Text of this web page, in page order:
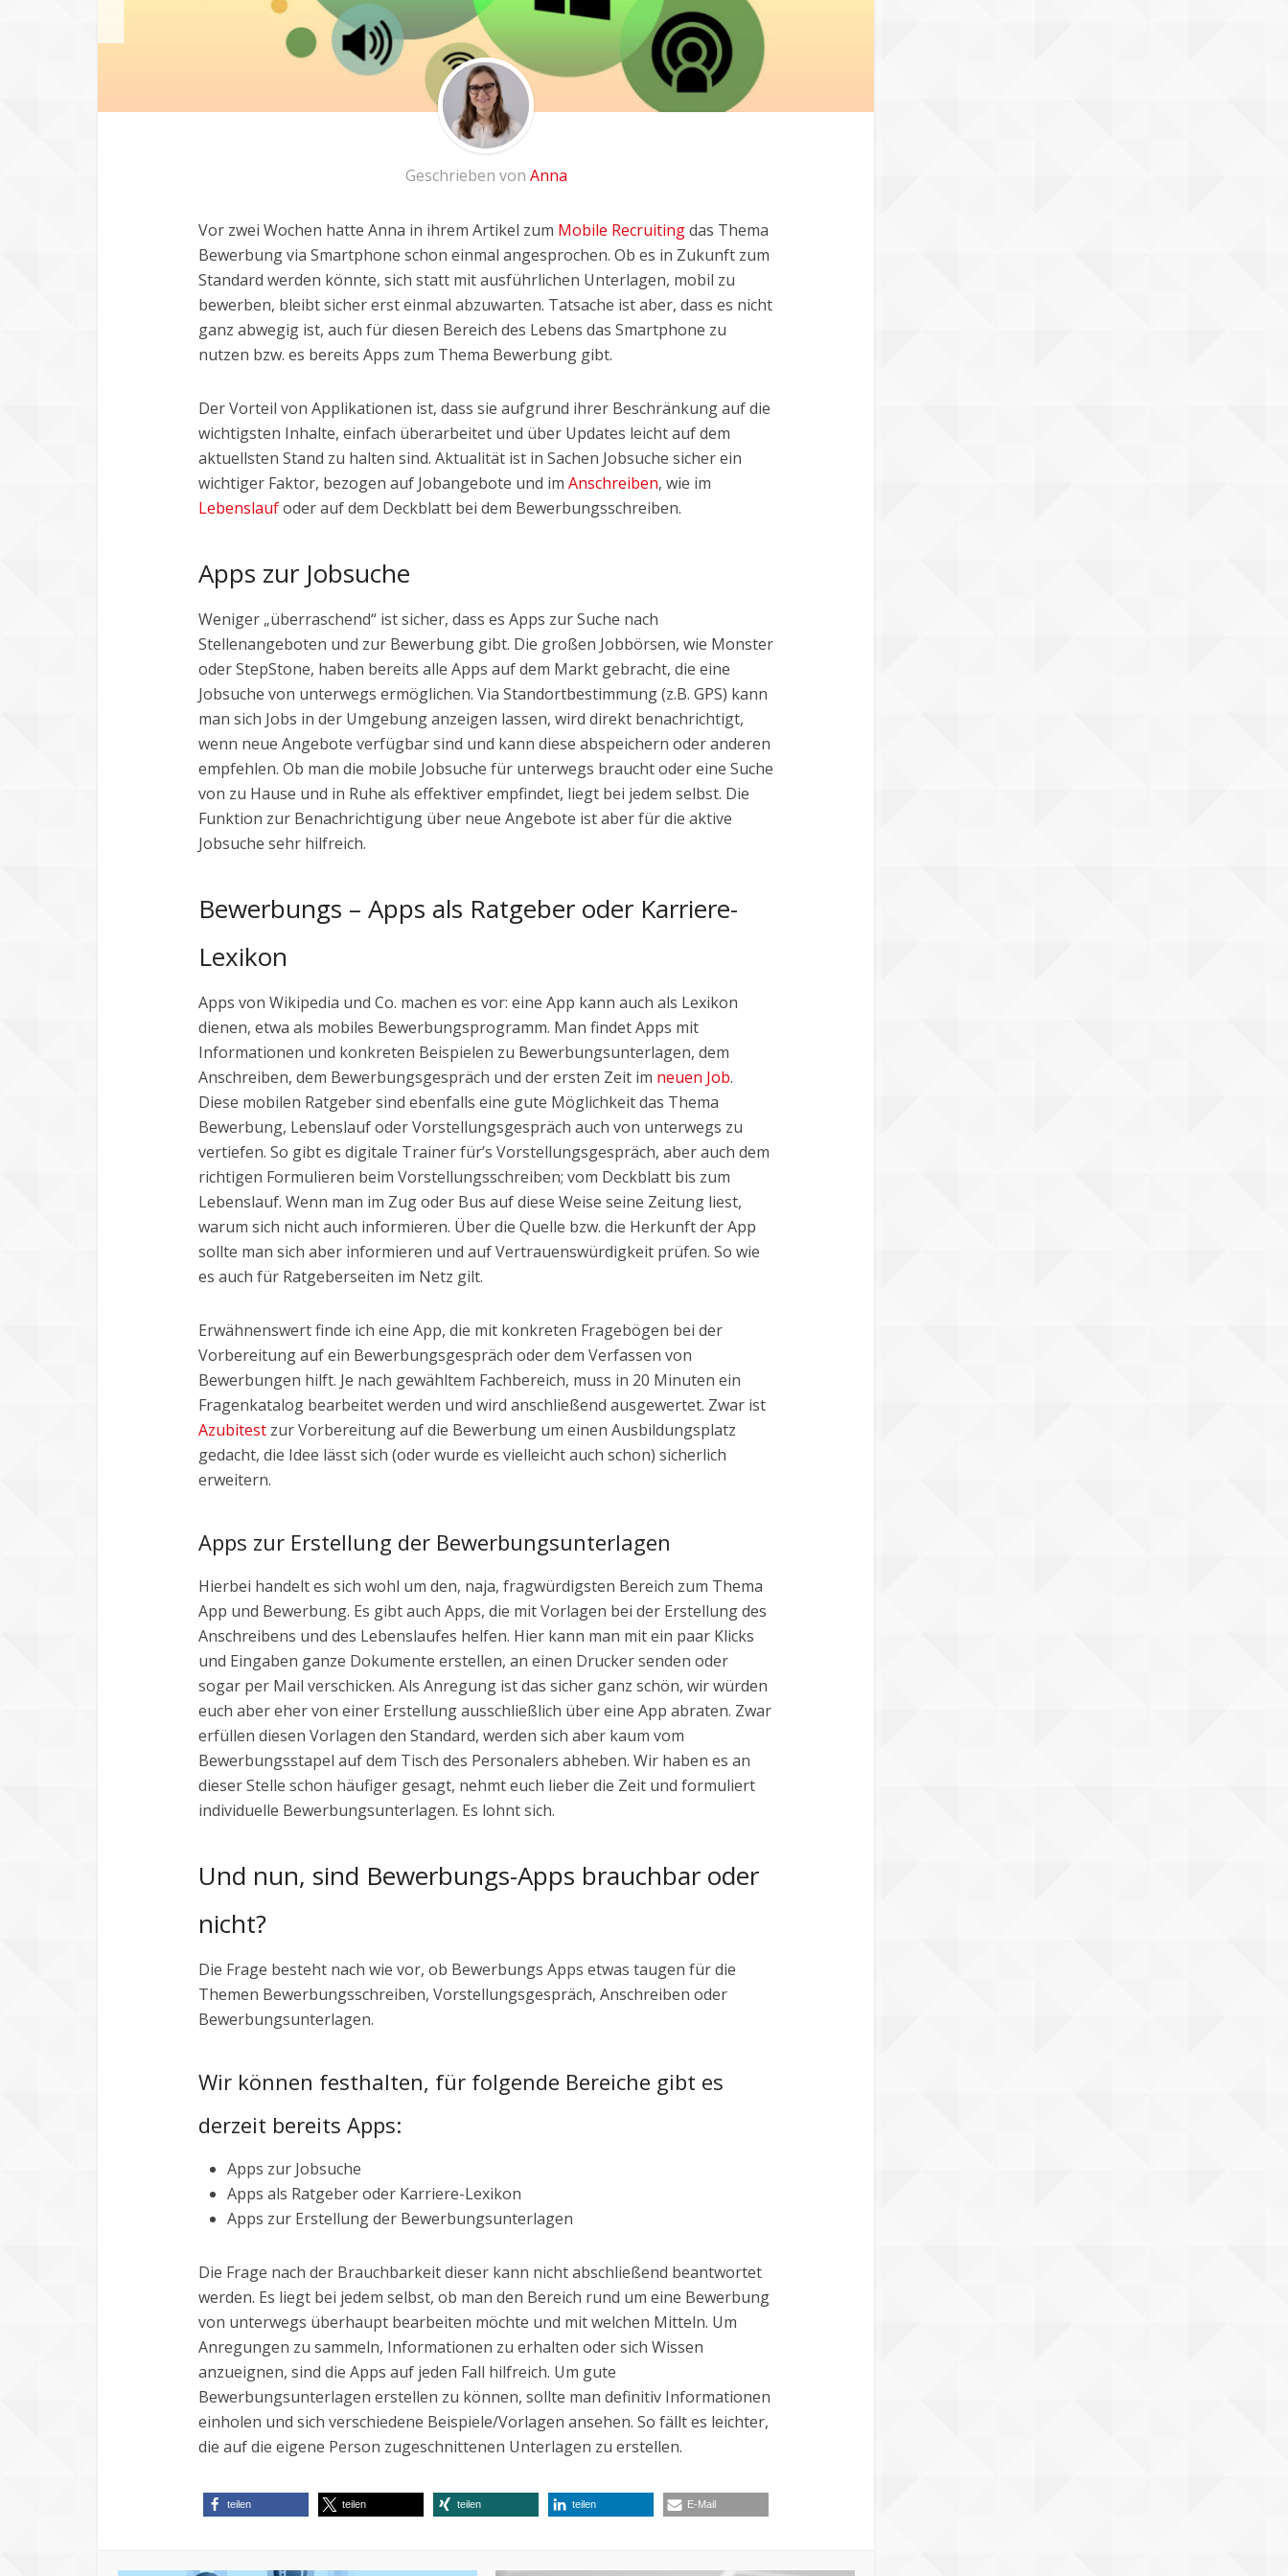
Geschrieben von Anna
Vor zwei Wochen hatte Anna in ihrem Artikel zum Mobile Recruitingdas Thema
Bewerbung via Smartphone schon einmal angesprochen. Ob es in Zukunft zum
Standard werden könnte, sich statt mit ausführlichen Unterlagen, mobil zu
bewerben, bleibt sicher erst einmal abzuwarten. Tatsache ist aber, dass es nicht
ganz abwegig ist, auch für diesen Bereich des Lebens das Smartphone zu
nutzen bzw. es bereits Apps zum Thema Bewerbung gibt.
Der Vorteil von Applikationen ist, dass sie aufgrund ihrer Beschränkung auf die
wichtigsten Inhalte, einfach überarbeitet und über Updates leicht auf dem
aktuellsten Stand zu halten sind. Aktualität ist in Sachen Jobsuche sicher ein
wichtiger Faktor, bezogen auf Jobangebote und im Anschreiben, wie im
Lebenslaufoder auf dem Deckblatt bei dem Bewerbungsschreiben.
Apps zur Jobsuche
Weniger „überraschend“ ist sicher, dass es Apps zur Suche nach
Stellenangeboten und zur Bewerbung gibt. Die großen Jobbörsen, wie Monster
oder StepStone, haben bereits alle Apps auf dem Markt gebracht, die eine
Jobsuche von unterwegs ermöglichen. Via Standortbestimmung (z.B. GPS) kann
man sich Jobs in der Umgebung anzeigen lassen, wird direkt benachrichtigt,
wenn neue Angebote verfügbar sind und kann diese abspeichern oder anderen
empfehlen. Ob man die mobile Jobsuche für unterwegs braucht oder eine Suche
von zu Hause und in Ruhe als effektiver empfindet, liegt bei jedem selbst. Die
Funktion zur Benachrichtigung über neue Angebote ist aber für die aktive
Jobsuche sehr hilfreich.
Bewerbungs – Apps als Ratgeber oder Karriere-
Lexikon
Apps von Wikipedia und Co. machen es vor: eine App kann auch als Lexikon
dienen, etwa als mobiles Bewerbungsprogramm. Man findet Apps mit
Informationen und konkreten Beispielen zu Bewerbungsunterlagen, dem
Anschreiben, dem Bewerbungsgespräch und der ersten Zeit im neuen Job.
Diese mobilen Ratgeber sind ebenfalls eine gute Möglichkeit das Thema
Bewerbung, Lebenslauf oder Vorstellungsgespräch auch von unterwegs zu
vertiefen. So gibt es digitale Trainer für’s Vorstellungsgespräch, aber auch dem
richtigen Formulieren beim Vorstellungsschreiben; vom Deckblatt bis zum
Lebenslauf. Wenn man im Zug oder Bus auf diese Weise seine Zeitung liest,
warum sich nicht auch informieren. Über die Quelle bzw. die Herkunft der App
sollte man sich aber informieren und auf Vertrauenswürdigkeit prüfen. So wie
es auch für Ratgeberseiten im Netz gilt.
Erwähnenswert finde ich eine App, die mit konkreten Fragebögen bei der
Vorbereitung auf ein Bewerbungsgespräch oder dem Verfassen von
Bewerbungen hilft. Je nach gewähltem Fachbereich, muss in 20 Minuten ein
Fragenkatalog bearbeitet werden und wird anschließend ausgewertet. Zwar ist
Azubitest zur Vorbereitung auf die Bewerbung um einen Ausbildungsplatz
gedacht, die Idee lässt sich (oder wurde es vielleicht auch schon) sicherlich
erweitern.
Apps zur Erstellung der Bewerbungsunterlagen
Hierbei handelt es sich wohl um den, naja, fragwürdigsten Bereich zum Thema
App und Bewerbung. Es gibt auch Apps, die mit Vorlagen bei der Erstellung des
Anschreibens und des Lebenslaufes helfen. Hier kann man mit ein paar Klicks
und Eingaben ganze Dokumente erstellen, an einen Drucker senden oder
sogar per Mail verschicken. Als Anregung ist das sicher ganz schön, wir würden
euch aber eher von einer Erstellung ausschließlich über eine App abraten. Zwar
erfüllen diesen Vorlagen den Standard, werden sich aber kaum vom
Bewerbungsstapel auf dem Tisch des Personalers abheben. Wir haben es an
dieser Stelle schon häufiger gesagt, nehmt euch lieber die Zeit und formuliert
individuelle Bewerbungsunterlagen. Es lohnt sich.
Und nun, sind Bewerbungs-Apps brauchbar oder
nicht?
Die Frage besteht nach wie vor, ob Bewerbungs Apps etwas taugen für die
Themen Bewerbungsschreiben, Vorstellungsgespräch, Anschreiben oder
Bewerbungsunterlagen.
Wir können festhalten, für folgende Bereiche gibt es
derzeit bereits Apps:
Apps zur Jobsuche
Apps als Ratgeber oder Karriere-Lexikon
Apps zur Erstellung der Bewerbungsunterlagen
Die Frage nach der Brauchbarkeit dieser kann nicht abschließend beantwortet
werden. Es liegt bei jedem selbst, ob man den Bereich rund um eine Bewerbung
von unterwegs überhaupt bearbeiten möchte und mit welchen Mitteln. Um
Anregungen zu sammeln, Informationen zu erhalten oder sich Wissen
anzueignen, sind die Apps auf jeden Fall hilfreich. Um gute
Bewerbungsunterlagen erstellen zu können, sollte man definitiv Informationen
einholen und sich verschiedene Beispiele/Vorlagen ansehen. So fällt es leichter,
die auf die eigene Person zugeschnittenen Unterlagen zu erstellen.
teilen teilen teilen teilen E-Mail